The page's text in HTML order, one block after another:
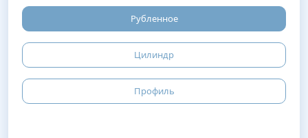
Рубленное
Цилиндр
Профиль